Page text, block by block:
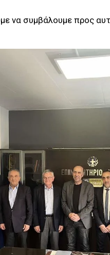
να συμβάλουμε προς